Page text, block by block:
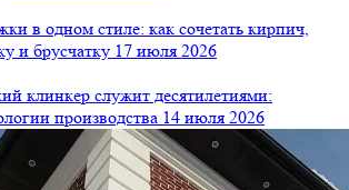
в одном стиле: как сочетать кирпич,
и брусчатку 17 июля 2026
клинкер служит десятилетиями:
производства 14 июля 2026